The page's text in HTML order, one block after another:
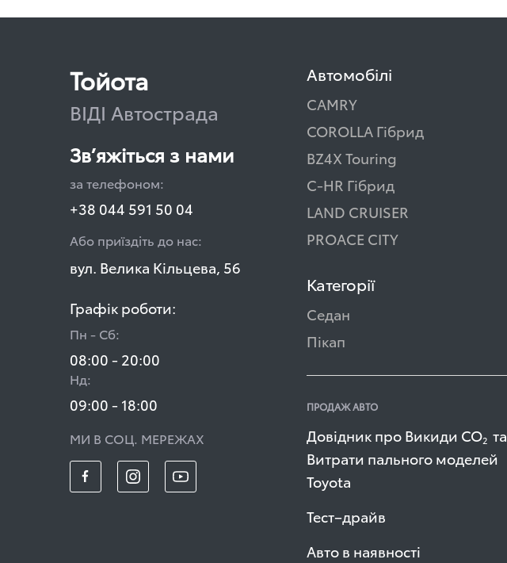
Тойота
ВІДІ Автострада
Зв’яжіться з нами
за телефоном:
+38 044 591 50 04
Або приїздіть до нас:
вул. Велика Кільцева, 56
Графік роботи:
Пн - Сб:
08:00 - 20:00
Нд:
09:00 - 18:00
МИ В СОЦ. МЕРЕЖАХ
Автомобілі
CAMRY
COROLLA Гібрид
BZ4X Touring
C-HR Гібрид
LAND CRUISER
PROACE CITY
Категорії
Седан
Пікап
ПРОДАЖ АВТО
Довідник про Викиди СО2 та
Витрати пального моделей
Toyota
Тест–драйв
Авто в наявності